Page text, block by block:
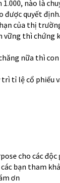
nào là
được quyết định.
của thị
thì chứng
nữa thì
tỉ lệ cổ phiếu
cho các độc
bạn tham
ơn